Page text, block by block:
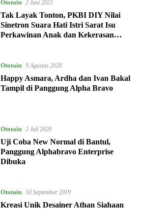
Ototain 2 Juni 2021
Tak Layak Tonton, PKBI DIY Nilai
Sinetron Suara Hati Istri Sarat Isu
Perkawinan Anak dan Kekerasan
Ototain 9 Agustus 2020
Happy Asmara, Ardha dan Ivan Bakal
Tampil di Panggung Alpha Bravo
Ototain 2 Juli 2020
Uji Coba New Normal di Bantul,
Panggung Alphabravo Enterprise
Dibuka
Ototain 10 September 2019
Kreasi Unik Desainer Athan Siahaan